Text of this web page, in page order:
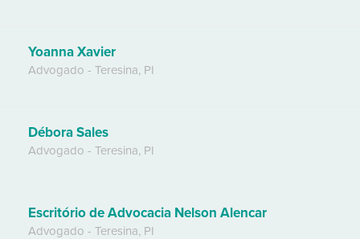
Yoanna Xavier
Advogado - Teresina, PI
Débora Sales
Advogado - Teresina, PI
Escritório de Advocacia Nelson Alencar
Advogado - Teresina, PI